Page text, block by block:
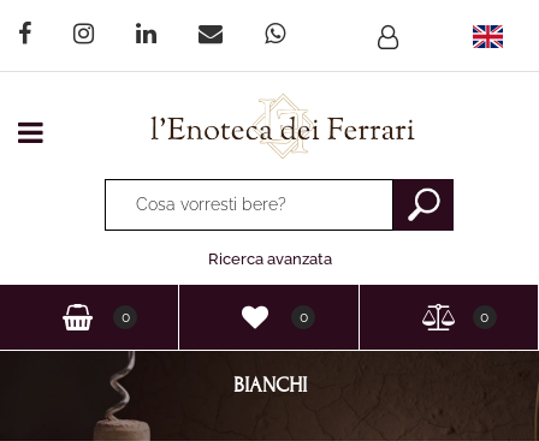
Open menu
La modifica di un filtro aggiorna automaticamente gli
Ricerca avanzata
0 0 0
BIANCHI